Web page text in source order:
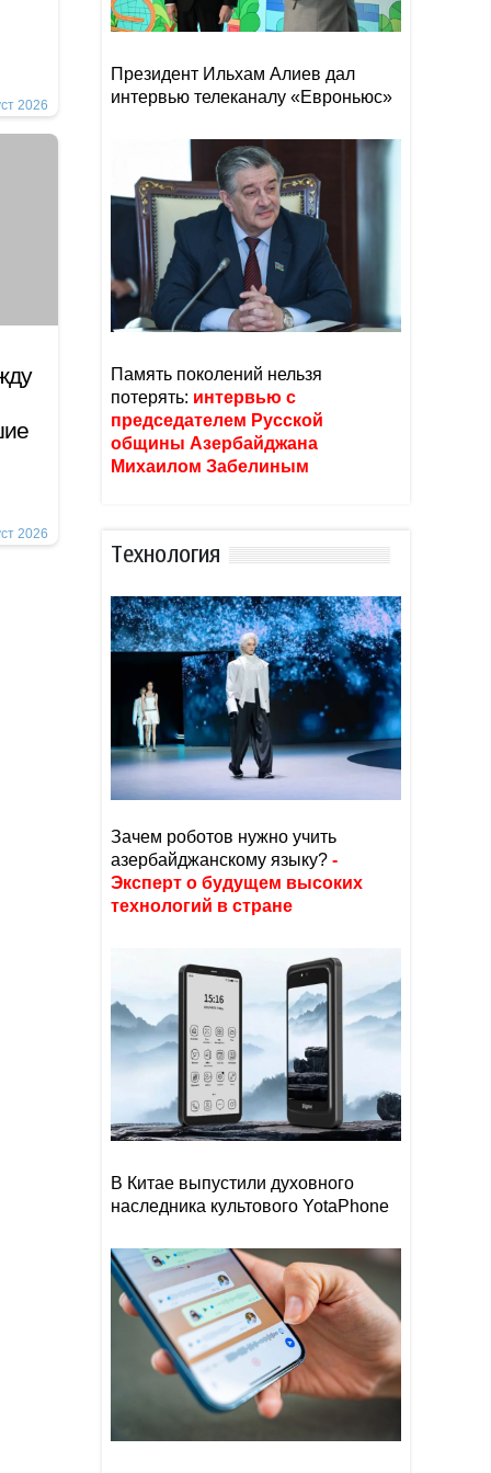
2026
2026
Президент Ильхам Алиев дал
интервью телеканалу «Евроньюс»
Память поколений нельзя
потерять: интервью с
председателем Русской
общины Азербайджана
Михаилом Забелиным
Тexнoлoгия
Зачем роботов нужно учить
азербайджанскому языку? -
Эксперт о будущем высоких
технологий в стране
В Китае выпустили духовного
наследника культового YotaPhone